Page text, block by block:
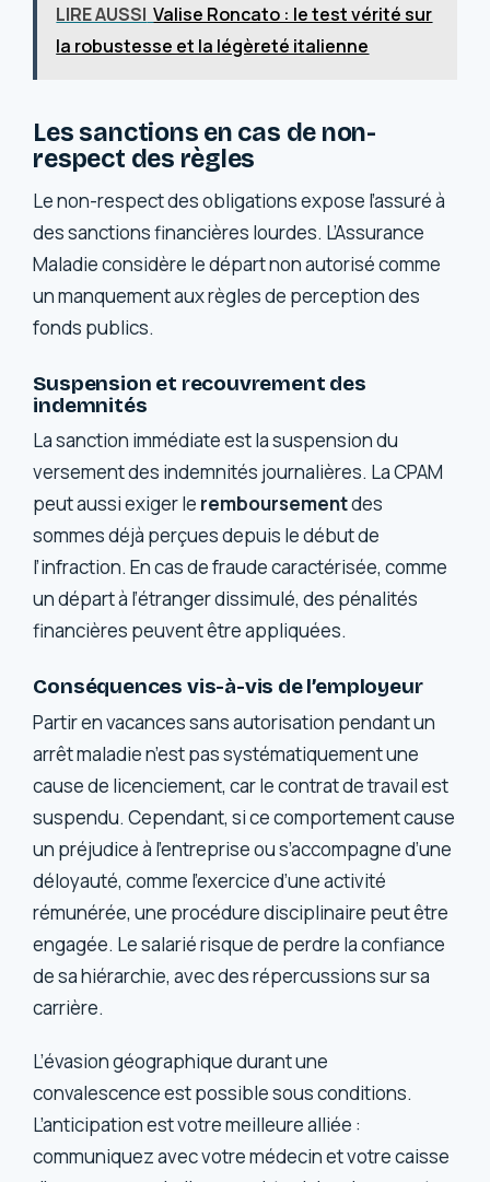
LIRE AUSSI Valise Roncato : le test vérité sur
la robustesse et la légèreté italienne
Les sanctions en cas de non-
respect des règles
Le non-respect des obligations expose l’assuré à
des sanctions financières lourdes. L’Assurance
Maladie considère le départ non autorisé comme
un manquement aux règles de perception des
fonds publics.
Suspension et recouvrement des
indemnités
La sanction immédiate est la suspension du
versement des indemnités journalières. La CPAM
peut aussi exiger le remboursementdes
sommes déjà perçues depuis le début de
l’infraction. En cas de fraude caractérisée, comme
un départ à l’étranger dissimulé, des pénalités
financières peuvent être appliquées.
Conséquences vis-à-vis de l’employeur
Partir en vacances sans autorisation pendant un
arrêt maladie n’est pas systématiquement une
cause de licenciement, car le contrat de travail est
suspendu. Cependant, si ce comportement cause
un préjudice à l’entreprise ou s’accompagne d’une
déloyauté, comme l’exercice d’une activité
rémunérée, une procédure disciplinaire peut être
engagée. Le salarié risque de perdre la confiance
de sa hiérarchie, avec des répercussions sur sa
carrière.
L’évasion géographique durant une
convalescence est possible sous conditions.
L’anticipation est votre meilleure alliée :
communiquez avec votre médecin et votre caisse